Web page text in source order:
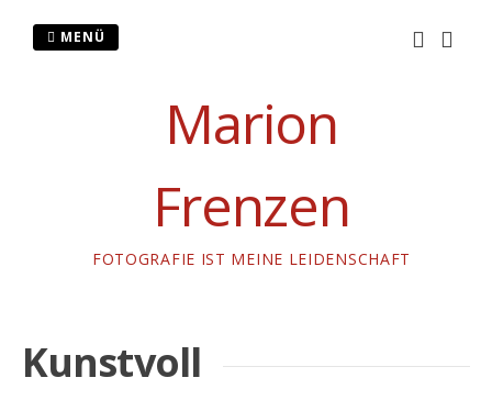
Marion
Frenzen
FOTOGRAFIE IST MEINE LEIDENSCHAFT
MENÜ
Kunstvoll